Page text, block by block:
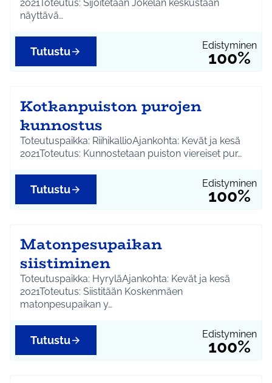
2021Toteutus: Sijoitetaan Jokelan keskustaan
näyttävä…
Edistyminen
100%
Tutustu
Kotkanpuiston purojen
kunnostus
Toteutuspaikka: RiihikallioAjankohta: Kevät ja kesä
2021Toteutus: Kunnostetaan puiston viereiset pur…
Edistyminen
100%
Tutustu
Matonpesupaikan
siistiminen
Toteutuspaikka: HyryläAjankohta: Kevät ja kesä
2021Toteutus: Siistitään Koskenmäen
matonpesupaikan y…
Edistyminen
100%
Tutustu